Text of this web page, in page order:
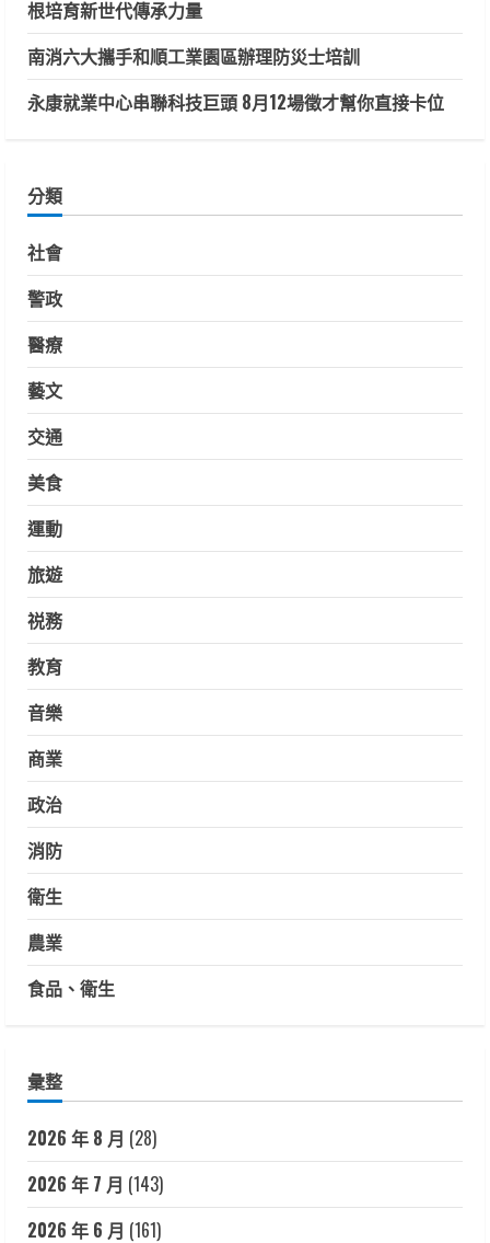
根培育新世代傳承力量
南消六大攜手和順工業園區辦理防災士培訓
永康就業中心串聯科技巨頭 8月12場徵才幫你直接卡位
分類
社會
警政
醫療
藝文
交通
美食
運動
旅遊
祱務
教育
音樂
商業
政治
消防
衛生
農業
食品、衛生
彙整
2026 年 8 月 (28)
2026 年 7 月 (143)
2026 年 6 月 (161)